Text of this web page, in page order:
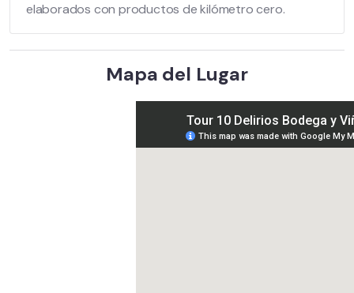
elaborados con productos de kilómetro cero.
Mapa del Lugar